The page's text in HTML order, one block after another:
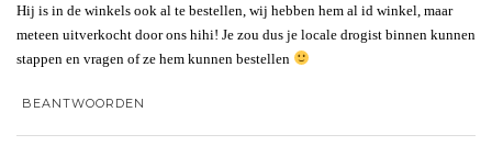
Hij is in de winkels ook al te bestellen, wij hebben hem al id winkel, maar
meteen uitverkocht door ons hihi! Je zou dus je locale drogist binnen kunnen
stappen en vragen of ze hem kunnen bestellen
BEANTWOORDEN